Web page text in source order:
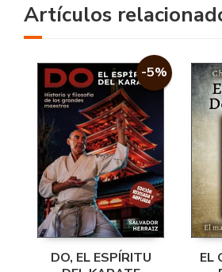
Artículos
-5%
DO, EL ESPÍRITU
EL